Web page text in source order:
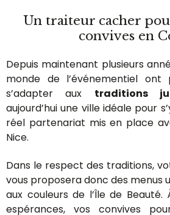
Un traiteur cacher
convives en
Depuis maintenant plusieurs
monde de l’événementiel
s’adapter aux traditions
aujourd’hui une ville idéale pour
réel partenariat mis en place
Nice.
Dans le respect des traditions,
vous proposera donc des menus
aux couleurs de l’Île de
espérances, vos convives